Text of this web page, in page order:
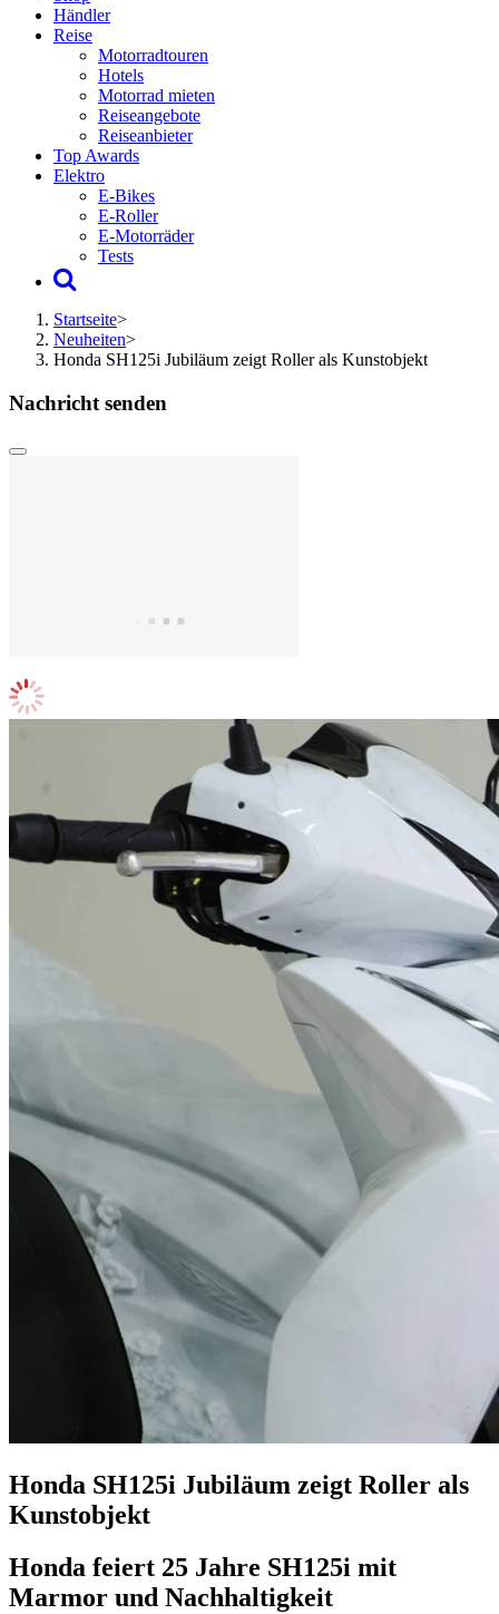
Händler
Reise
Motorradtouren
Hotels
Motorrad mieten
Reiseangebote
Reiseanbieter
Top Awards
Elektro
E-Bikes
E-Roller
E-Motorräder
Tests
Startseite>
Neuheiten>
Honda SH125i Jubiläum zeigt Roller als Kunstobjekt
Nachricht senden
Honda SH125i Jubiläum zeigt Roller als
Kunstobjekt
Honda feiert 25 Jahre SH125i mit
Marmor und Nachhaltigkeit